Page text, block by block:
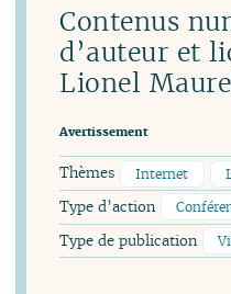
Contenus
d’auteur et
Lionel
Avertissement
Thèmes Internet
Type d’action
Type de publication